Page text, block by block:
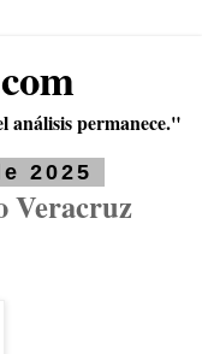
análisis permanece."
2025
Veracruz